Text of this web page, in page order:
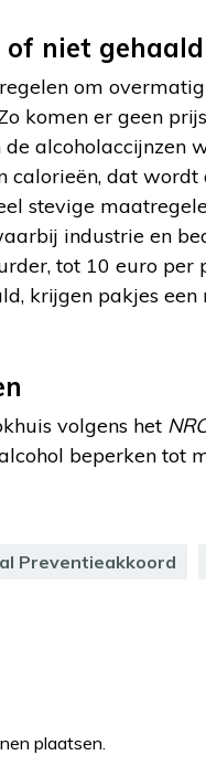
niet
om
komen er geen
alcoholaccijnzen
dat
stevige
industrie en
tot 10 euro
krijgen pakjes
volgens het
beperken tot
Preventieakkoord
plaatsen.